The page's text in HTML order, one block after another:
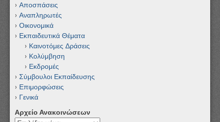
Αποσπάσεις
Αναπληρωτές
Οικονομικά
Εκπαιδευτικά Θέματα
Καινοτόμες Δράσεις
Κολύμβηση
Εκδρομές
Σύμβουλοι Εκπαίδευσης
Επιμορφώσεις
Γενικά
Αρχείο Ανακοινώσεων